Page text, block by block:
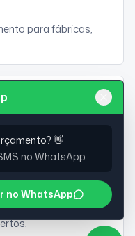
para fábricas,
de distribuição e
de base para
👋
no WhatsApp.
no WhatsApp